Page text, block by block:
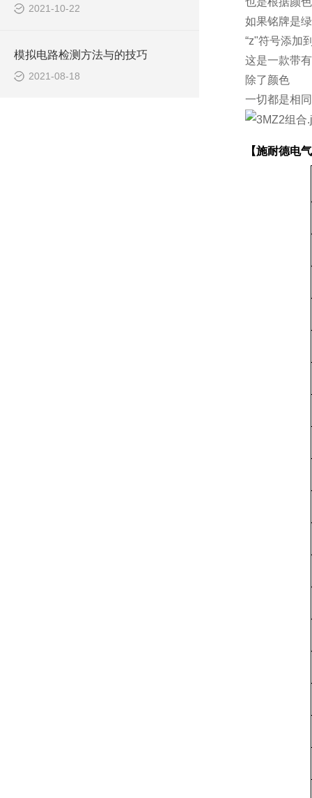
2021-10-22
模拟电路检测方法与的技巧
2021-08-18
如果铭牌是
“z"符号添加
这是一款带
除了颜色
一切都是相
【施耐德电